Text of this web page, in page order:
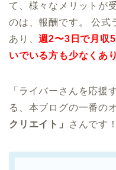
て、様々なメリットが
のは、報酬です。 公式
あり、週2〜3日で月収
いでいる方も少なくあ
「ライバーさんを応援
る、本ブログの一番の
クリエイト」
さんです！